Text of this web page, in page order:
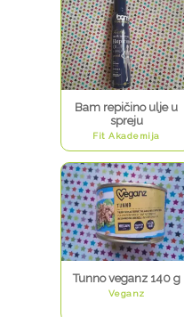
Bam repičino ulje u
spreju
Fit Akademija
Tunno veganz 140 g
Veganz